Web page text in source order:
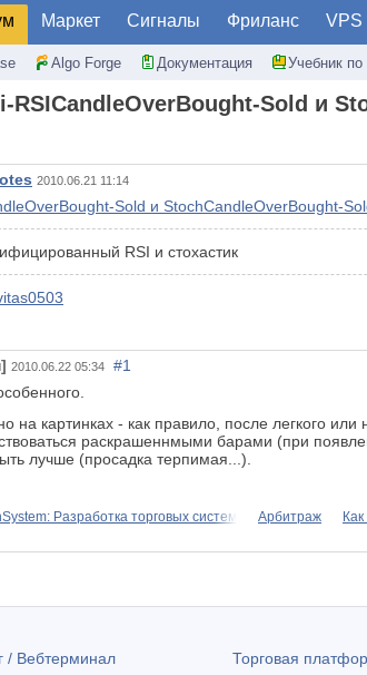
Маркет Сигналы Фриланс VPS
Algo Forge Документация Учебник по
RSICandleOverBought-Sold и
2010.06.21 11:14
Sold и StochCandleOverBought-
RSI и стохастик
2010.06.22 05:34
#1
на картинках - как правило, после легкого
раскрашеннмыми барами (при
лучше (просадка терпимая...).
Разработка торговых систем Aрбитраж
/ Вебтерминал
Торговая